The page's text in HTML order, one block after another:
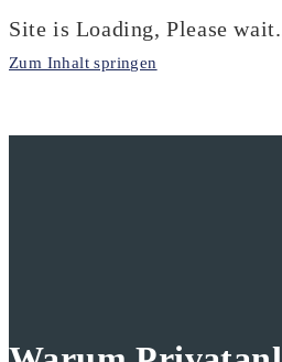
Site is Loading, Please
Zum Inhalt springen